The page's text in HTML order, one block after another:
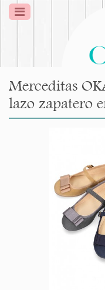
Merceditas
lazo zapatero